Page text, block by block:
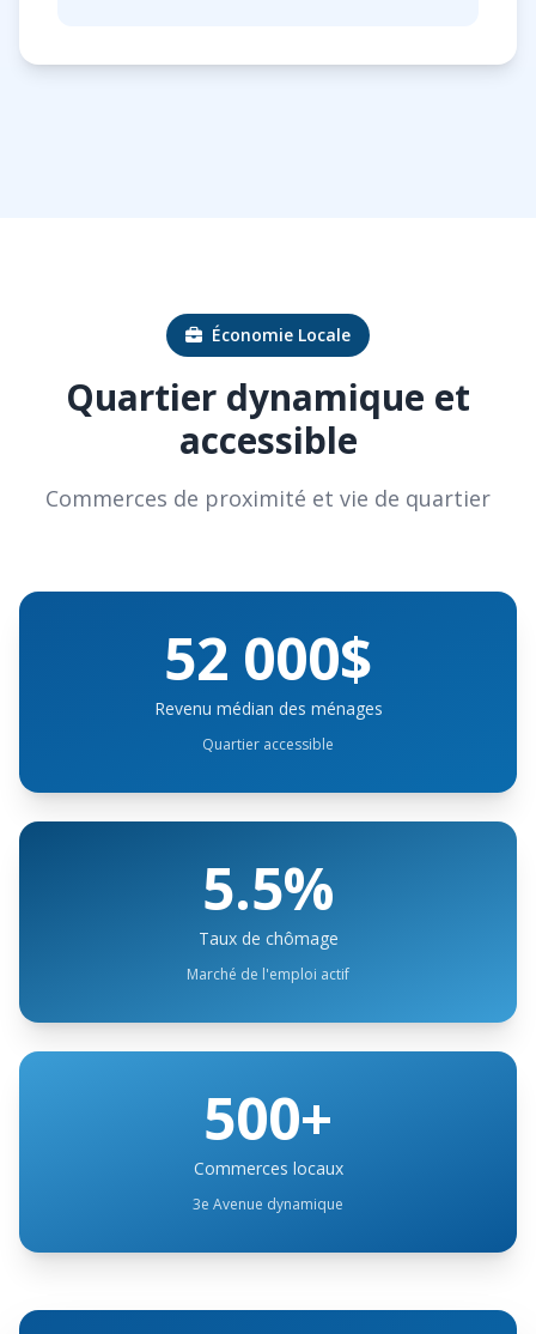
Économie Locale
Quartier dynamique et
accessible
Commerces de proximité et vie de quartier
52 000$
Revenu médian des ménages
Quartier accessible
5.5%
Taux de chômage
Marché de l'emploi actif
500+
Commerces locaux
3e Avenue dynamique